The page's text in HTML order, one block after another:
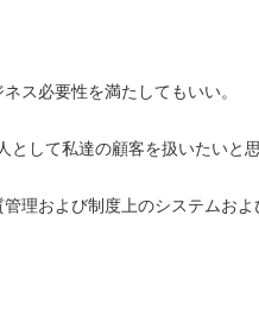
ス必要性を満たしてもいい。
して私達の顧客を扱いたいと思
理および制度上のシステムおよ